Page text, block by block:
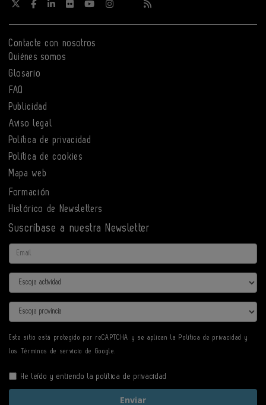
Contacte con nosotros
Quiénes somos
Glosario
FAQ
Publicidad
Aviso legal
Política de privacidad
Política de cookies
Mapa web
Formación
Histórico de Newsletters
Suscríbase a nuestra Newsletter
Email
Actividad
Provincia
Este sitio está protegido por reCAPTCHA y se aplican la Política de privacidad y
los Términos de servicio de Google.
He leído y entiendo lapolítica de privacidad
Enviar